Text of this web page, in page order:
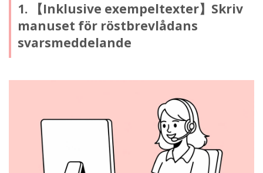
1. 【Inklusive exempeltexter】Skriv
manuset för röstbrevlådans
svarsmeddelande